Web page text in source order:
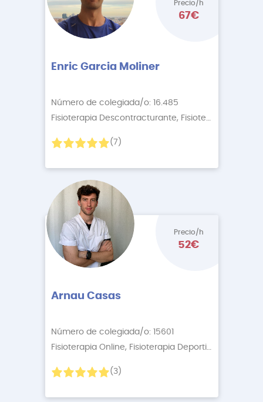
Precio/h
67€
Enric Garcia Moliner
Número de colegiada/o: 16.485
Fisioterapia Descontracturante, Fisioterapia Onlin
(7)
Precio/h
52€
Arnau Casas
Número de colegiada/o: 15601
Fisioterapia Online, Fisioterapia Deportiva
(3)